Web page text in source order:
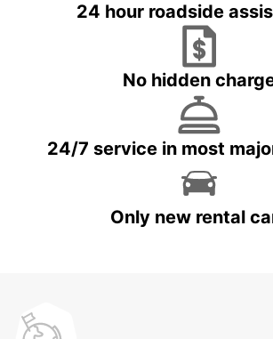
24 hour roadside
No hidden
24/7 service in most
Only new rental